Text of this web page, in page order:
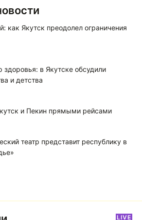
как Якутск преодолел ограничения
здоровья: в Якутске обсудили
и детства
и Пекин прямыми рейсами
театр представит республику в
LIVE